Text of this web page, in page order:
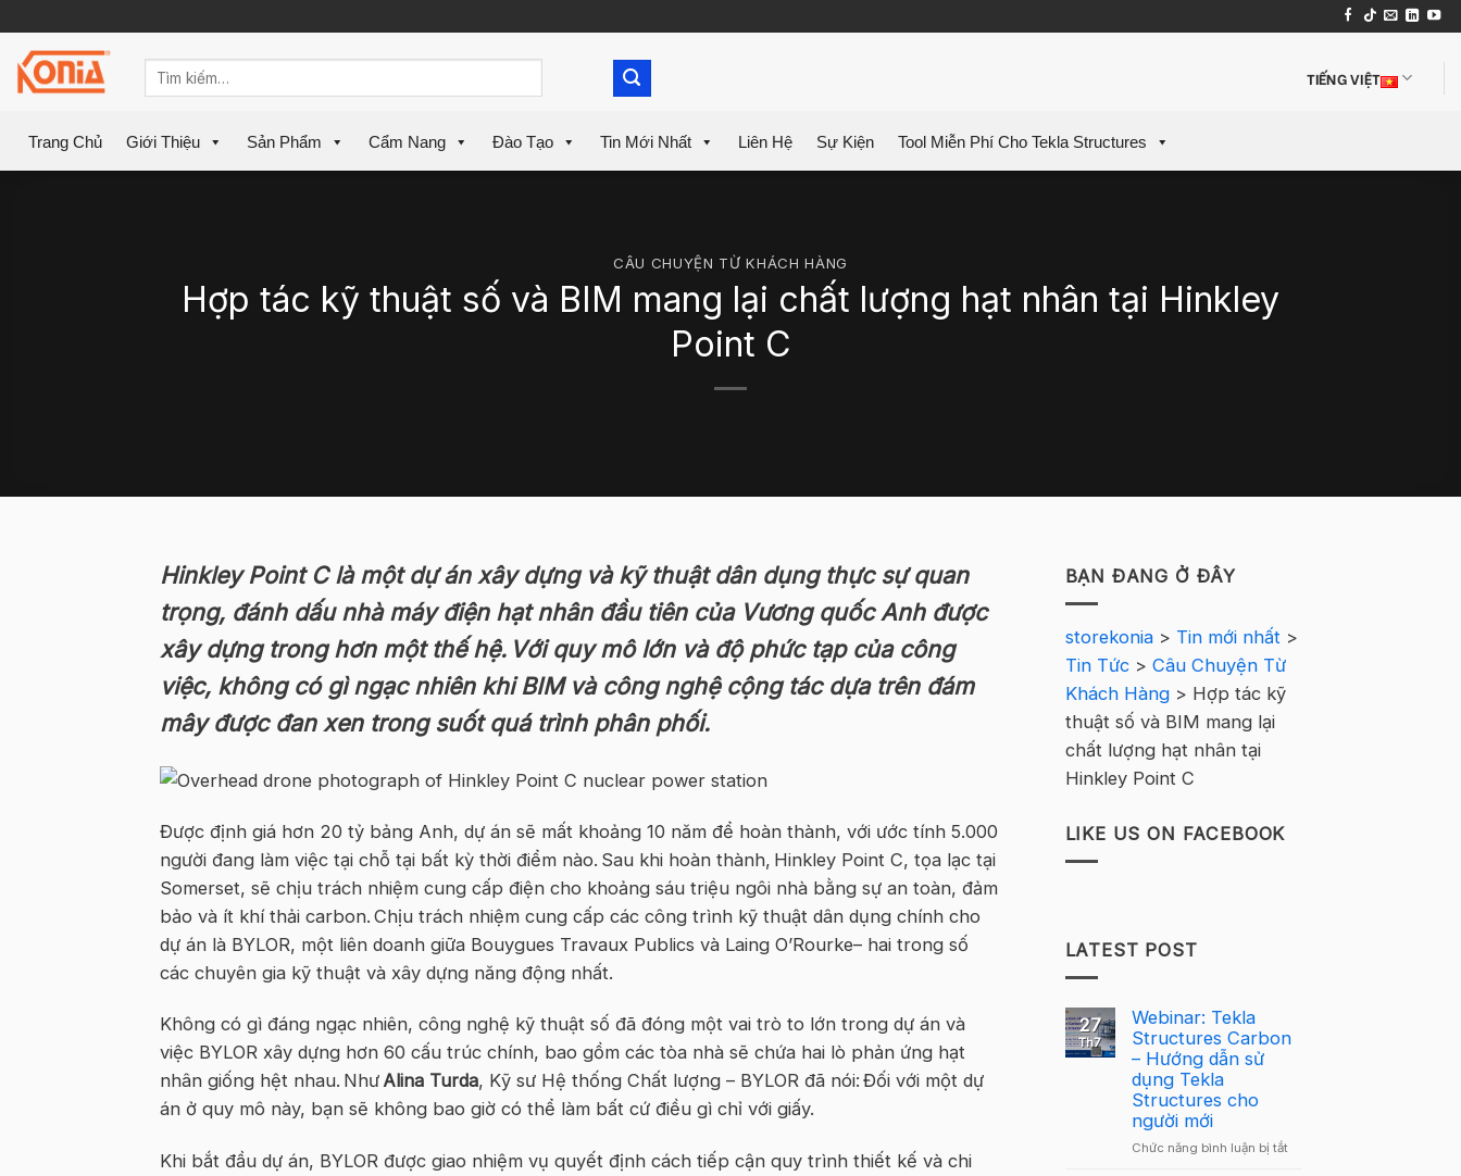
content
TIẾNG VIỆT
Trang Chủ Giới Thiệu Sản Phẩm Cẩm Nang Đào Tạo Tin Mới Nhất Liên Hệ Sự Kiện Tool Miễn Phí Cho Tekla Structures
CÂU CHUYỆN TỪ KHÁCH HÀNG
Hợp tác kỹ thuật số và BIM mang lại chất lượng hạt nhân tại Hinkley
Point C
Hinkley Point C là một dự án xây dựng và kỹ thuật dân dụng thực sự quan
trọng, đánh dấu nhà máy điện hạt nhân đầu tiên của Vương quốc Anh được
xây dựng trong hơn một thế hệ. Với quy mô lớn và độ phức tạp của công
việc, không có gì ngạc nhiên khi BIM và công nghệ cộng tác dựa trên đám
mây được đan xen trong suốt quá trình phân phối.
Được định giá hơn 20 tỷ bảng Anh, dự án sẽ mất khoảng 10 năm để hoàn thành, với ước tính 5.000
người đang làm việc tại chỗ tại bất kỳ thời điểm nào. Sau khi hoàn thành, Hinkley Point C, tọa lạc tại
Somerset, sẽ chịu trách nhiệm cung cấp điện cho khoảng sáu triệu ngôi nhà bằng sự an toàn, đảm
bảo và ít khí thải carbon. Chịu trách nhiệm cung cấp các công trình kỹ thuật dân dụng chính cho
dự án là BYLOR, một liên doanh giữa Bouygues Travaux Publics và Laing O’Rourke– hai trong số
các chuyên gia kỹ thuật và xây dựng năng động nhất.
Không có gì đáng ngạc nhiên, công nghệ kỹ thuật số đã đóng một vai trò to lớn trong dự án và
việc BYLOR xây dựng hơn 60 cấu trúc chính, bao gồm các tòa nhà sẽ chứa hai lò phản ứng hạt
nhân giống hệt nhau. NhưAlina Turda, Kỹ sư Hệ thống Chất lượng – BYLOR đã nói: Đối với một dự
án ở quy mô này, bạn sẽ không bao giờ có thể làm bất cứ điều gì chỉ với giấy.
Khi bắt đầu dự án, BYLOR được giao nhiệm vụ quyết định cách tiếp cận quy trình thiết kế và chi
BẠN ĐANG Ở ĐÂY
storekonia> Tin mới nhất>
Tin Tức> Câu Chuyện Từ
Khách Hàng> Hợp tác kỹ
thuật số và BIM mang lại
chất lượng hạt nhân tại
Hinkley Point C
LIKE US ON FACEBOOK
LATEST POST
27
Th7
Webinar: Tekla
Structures Carbon
– Hướng dẫn sử
dụng Tekla
Structures cho
người mới
Chức năng bình luận bị tắtở